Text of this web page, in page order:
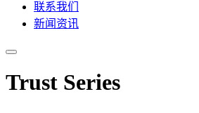
联系我们
新闻资讯
Trust Series